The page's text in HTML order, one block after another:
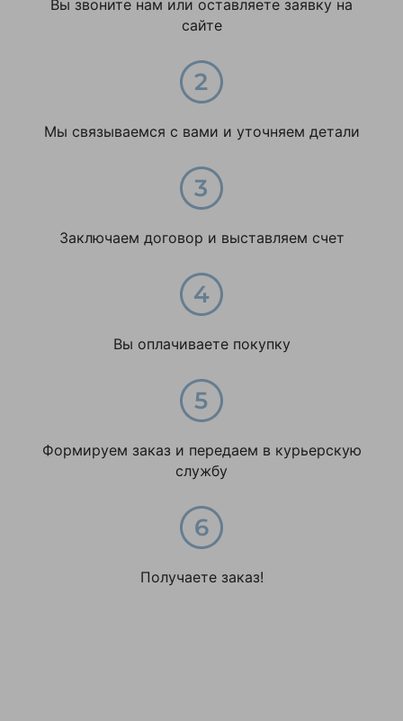
Вы звоните нам или оставляете заявку на
сайте
Мы связываемся с вами и уточняем детали
Заключаем договор и выставляем счет
Вы оплачиваете покупку
Формируем заказ и передаем в курьерскую
службу
Получаете заказ!